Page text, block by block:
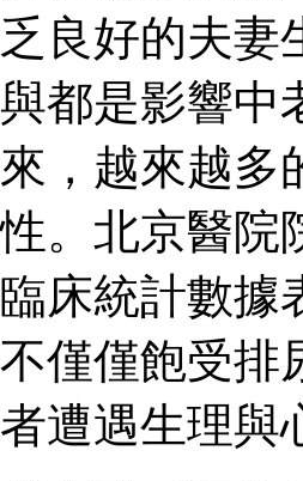
乏良好的夫妻
與都是影響中
來，越來越多
性。北京醫院
臨床統計數據
不僅僅飽受排
者遭遇生理與